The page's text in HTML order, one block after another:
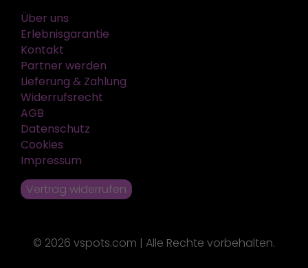
Über uns
Erlebnisgarantie
Kontakt
Partner werden
Lieferung & Zahlung
Widerrufsrecht
AGB
Datenschutz
Cookies
Impressum
Vertrag widerrufen
© 2026 vspots.com | Alle Rechte vorbehalten.